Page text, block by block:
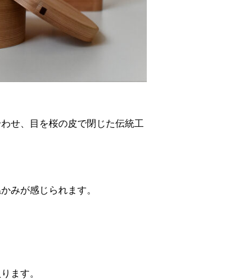
せ、目を桜の皮で閉じた伝統工
みが感じられます。
ます。